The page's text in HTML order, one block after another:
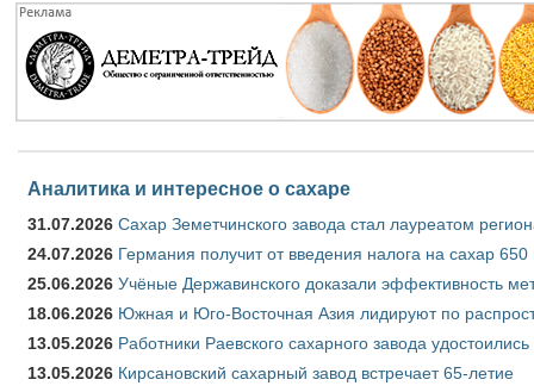
Аналитика и интересное о сахаре
31.07.2026 Сахар Земетчинского завода стал лауреатом
24.07.2026 Германия получит от введения налога на сахар
25.06.2026 Учёные Державинского доказали эффективность
18.06.2026 Южная и Юго-Восточная Азия лидируют по
13.05.2026 Работники Раевского сахарного завода удостоились
13.05.2026 Кирсановский сахарный завод встречает 65-летие